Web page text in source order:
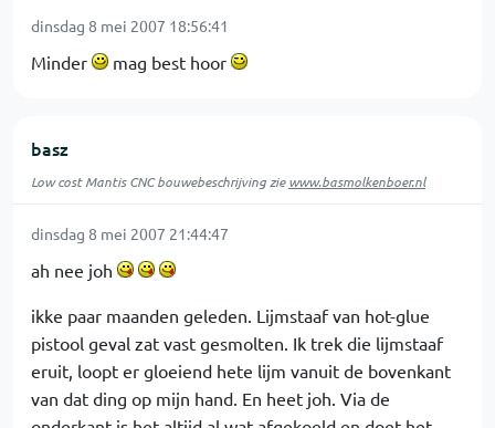
dinsdag 8 mei 2007 18:56:41
Minder mag best hoor
basz
Low cost Mantis CNC bouwebeschrijving ziewww.basmolkenboer.nl
dinsdag 8 mei 2007 21:44:47
ah nee joh
ikke paar maanden geleden. Lijmstaaf van hot-glue
pistool geval zat vast gesmolten. Ik trek die lijmstaaf
eruit, loopt er gloeiend hete lijm vanuit de bovenkant
van dat ding op mijn hand. En heet joh. Via de